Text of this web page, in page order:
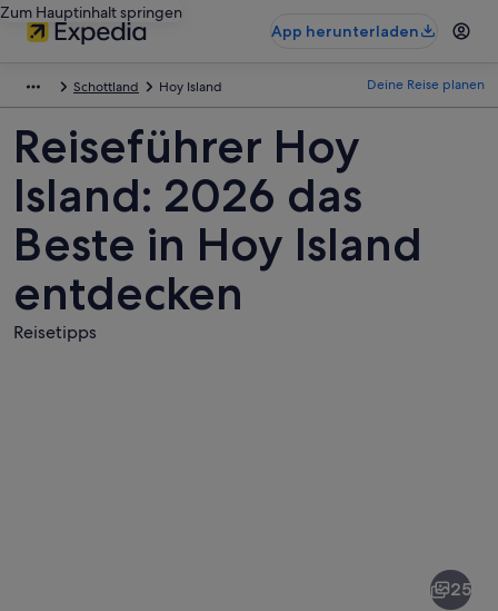
Zum Hauptinhalt springen
App herunterladen
Schottland Hoy Island Deine Reise planen
Reiseführer Hoy
Island: 2026 das
Beste in Hoy Island
entdecken
Reisetipps
25